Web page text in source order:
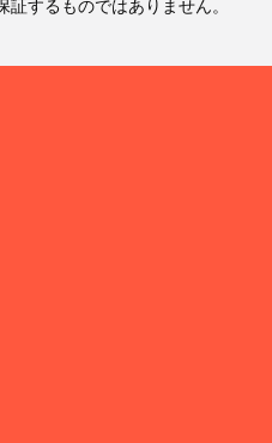
するものではありません。